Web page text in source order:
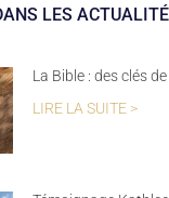
LES
La Bible : des clés
LIRE LA SUITE >